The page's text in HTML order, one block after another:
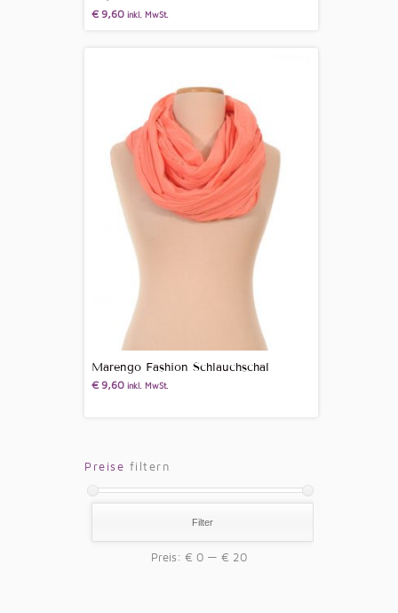
€9,60 inkl. MwSt.
Marengo Fashion Schlauchschal
€9,60 inkl. MwSt.
Preise filtern
Filter
Preis: € 0 — € 20